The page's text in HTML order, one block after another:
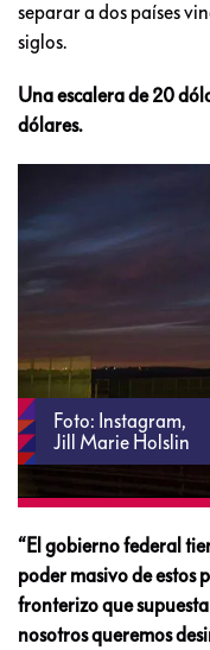
separar a dos países
siglos.
Una escalera de 20
dólares.
Foto: Instagram,
Jill Marie Holslin
“El gobierno federal
poder masivo de estos
fronterizo que
nosotros queremos